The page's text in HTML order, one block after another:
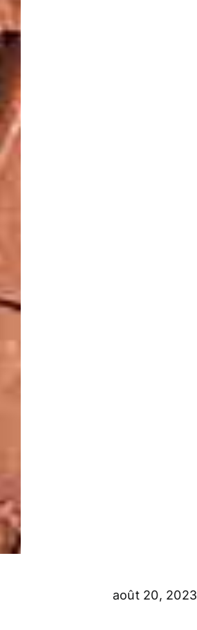
août 20, 2023